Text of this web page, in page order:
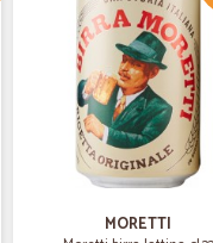
MORETTI